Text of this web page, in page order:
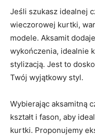
Jeśli szukasz idealnej
⁣wieczorowej kurtki,
modele. Aksamit
wykończenia, idealnie
stylizacją. Jest to
Twój wyjątkowy styl.
Wybierając aksamitną
‌kształt i⁢ fason, aby
kurtki. Proponujemy